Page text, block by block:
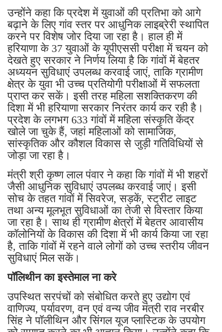
उन्होंने कहा कि प्रदेश में युवाओं की प्रतिभा को आगे
बढ़ाने के लिए गांव स्तर पर आधुनिक लाइब्रेरी स्थापित
करने पर विशेष जोर दिया जा रहा है। हाल ही में
हरियाणा के 37 युवाओं के यूपीएससी परीक्षा में चयन को
देखते हुए सरकार ने निर्णय लिया है कि गांवों में बेहतर
अध्ययन सुविधाएं उपलब्ध करवाई जाएं, ताकि ग्रामीण
क्षेत्र के युवा भी उच्च प्रतियोगी परीक्षाओं में सफलता
प्राप्त कर सकें। इसी तरह महिला सशक्तिकरण की
दिशा में भी हरियाणा सरकार निरंतर कार्य कर रही है।
प्रदेश के लगभग 633 गांवों में महिला संस्कृति केंद्र
खोले जा चुके हैं, जहां महिलाओं को सामाजिक,
सांस्कृतिक और कौशल विकास से जुड़ी गतिविधियों से
जोड़ा जा रहा है।
मंत्री श्री कृष्ण लाल पंवार ने कहा कि गांवों में भी शहरों
जैसी आधुनिक सुविधाएं उपलब्ध करवाई जाएं। इसी
सोच के तहत गांवों में सिवरेज, सड़कें, स्ट्रीट लाइट
तथा अन्य मूलभूत सुविधाओं का तेजी से विस्तार किया
जा रहा है। साथ ही ग्रामीण क्षेत्रों में बेहतर आवासीय
कॉलोनियों के विकास की दिशा में भी कार्य किया जा रहा
है, ताकि गांवों में रहने वाले लोगों को उच्च स्तरीय जीवन
सुविधाएं मिल सकें।
पॉलिथीन का इस्तेमाल ना करे
उपस्थित सरपंचों को संबोधित करते हुए उद्योग एवं
वाणिज्य, पर्यावरण, वन एवं वन्य जीव मंत्री राव नरबीर
सिंह ने पॉलीथिन और सिंगल यूज प्लास्टिक के उपयोग